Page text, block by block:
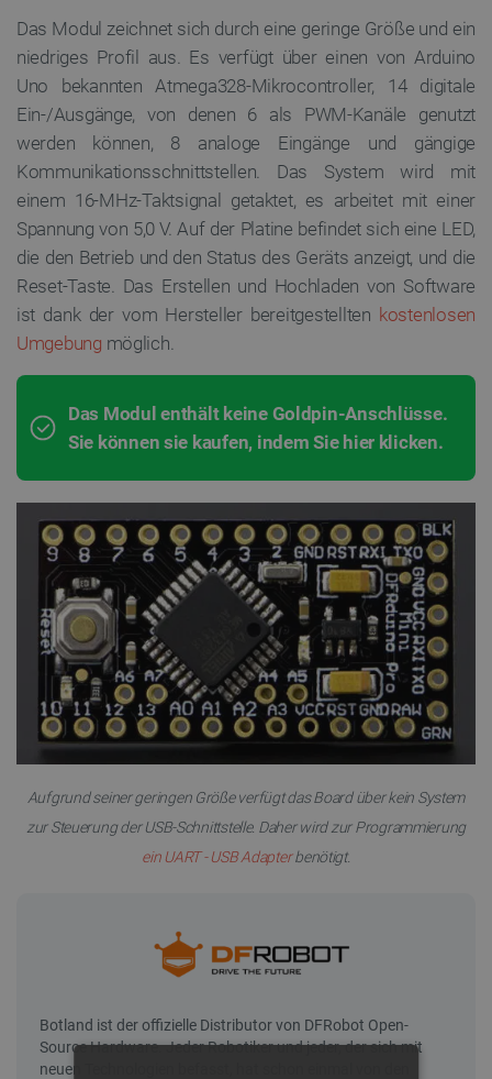
Das Modul zeichnet sich durch eine geringe Größe und ein
niedriges Profil aus. Es verfügt über einen von Arduino
Uno bekannten Atmega328-Mikrocontroller, 14 digitale
Ein-/Ausgänge, von denen 6 als PWM-Kanäle genutzt
werden können, 8 analoge Eingänge und gängige
Kommunikationsschnittstellen. Das System wird mit
einem 16-MHz-Taktsignal getaktet, es arbeitet mit einer
Spannung von 5,0 V. Auf der Platine befindet sich eine LED,
die den Betrieb und den Status des Geräts anzeigt, und die
Reset-Taste. Das Erstellen und Hochladen von Software
ist dankdervom Hersteller bereitgestellten kostenlosen
Umgebung möglich.
Das Modul enthält keine Goldpin-Anschlüsse.
Sie können sie kaufen, indem Sie hier klicken.
Aufgrund seiner geringen Größe verfügt das Board über kein System
zur Steuerung der USB-Schnittstelle. Daher wird zur Programmierung
ein UART - USB Adapterbenötigt.